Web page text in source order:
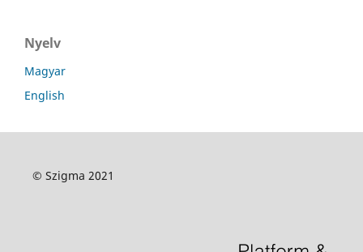
Nyelv
Magyar
English
© Szigma 2021